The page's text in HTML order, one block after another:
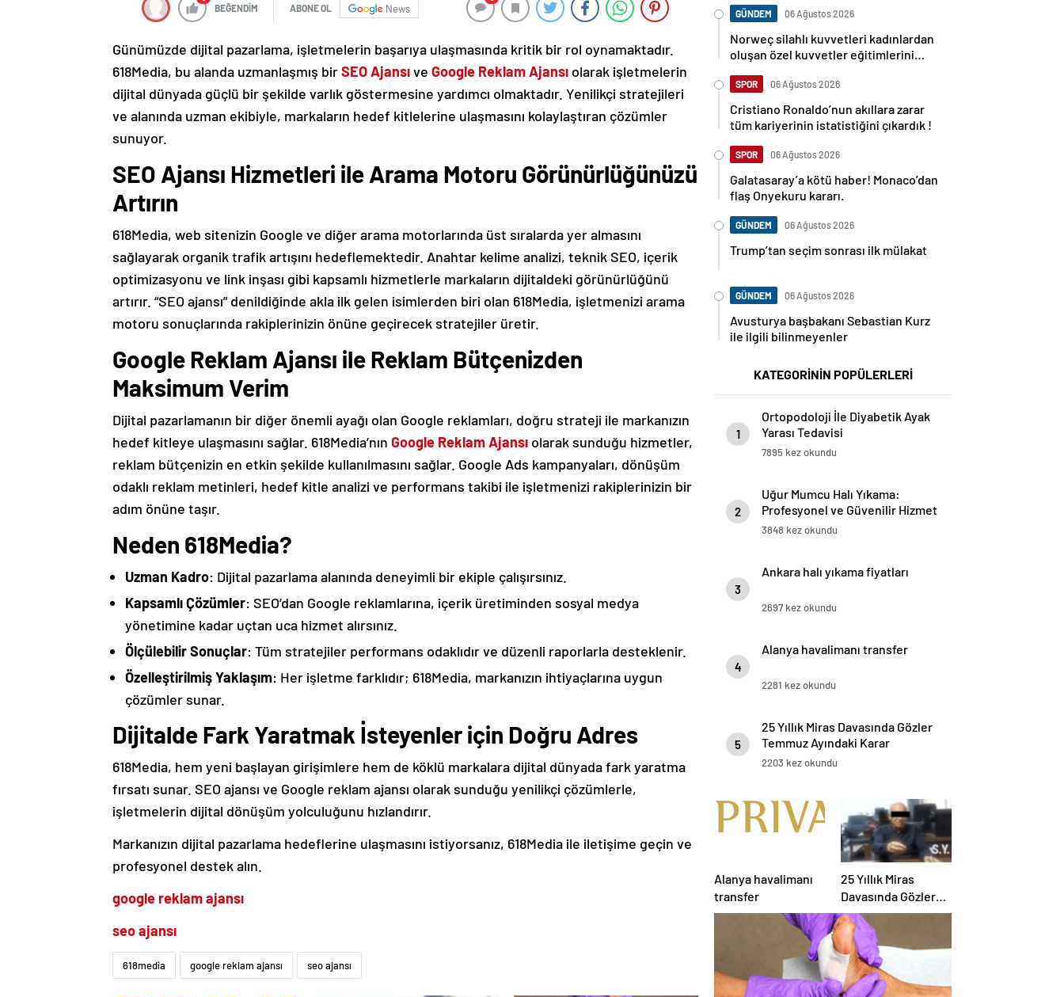
BEĞENDİM ABONE OL News
Günümüzde dijital pazarlama, işletmelerin başarıya ulaşmasında kritik bir rol oynamaktadır.
618Media, bu alanda uzmanlaşmış birSEO Ajansıve Google Reklam Ajansı olarak işletmelerin
dijital dünyada güçlü bir şekilde varlık göstermesine yardımcı olmaktadır. Yenilikçi stratejileri
ve alanında uzman ekibiyle, markaların hedef kitlelerine ulaşmasını kolaylaştıran çözümler
sunuyor.
SEO Ajansı Hizmetleri ile Arama Motoru Görünürlüğünüzü
Artırın
618Media, web sitenizin Google ve diğer arama motorlarında üst sıralarda yer almasını
sağlayarak organik trafik artışını hedeflemektedir. Anahtar kelime analizi, teknik SEO, içerik
optimizasyonu ve link inşası gibi kapsamlı hizmetlerle markaların dijitaldeki görünürlüğünü
artırır. “SEO ajansı” denildiğinde akla ilk gelen isimlerden biri olan 618Media, işletmenizi arama
motoru sonuçlarında rakiplerinizin önüne geçirecek stratejiler üretir.
Google Reklam Ajansı ile Reklam Bütçenizden
Maksimum Verim
Dijital pazarlamanın bir diğer önemli ayağı olan Google reklamları, doğru strateji ile markanızın
hedef kitleye ulaşmasını sağlar. 618Media’nın Google Reklam Ajansı olarak sunduğu hizmetler,
reklam bütçenizin en etkin şekilde kullanılmasını sağlar. Google Ads kampanyaları, dönüşüm
odaklı reklam metinleri, hedef kitle analizi ve performans takibi ile işletmenizi rakiplerinizin bir
adım önüne taşır.
Neden 618Media?
Uzman Kadro: Dijital pazarlama alanında deneyimli bir ekiple çalışırsınız.
Kapsamlı Çözümler: SEO’dan Google reklamlarına, içerik üretiminden sosyal medya
yönetimine kadar uçtan uca hizmet alırsınız.
Ölçülebilir Sonuçlar: Tüm stratejiler performans odaklıdır ve düzenli raporlarla desteklenir.
Özelleştirilmiş Yaklaşım: Her işletme farklıdır; 618Media, markanızın ihtiyaçlarına uygun
çözümler sunar.
Dijitalde Fark Yaratmak İsteyenler için Doğru Adres
618Media, hem yeni başlayan girişimlere hem de köklü markalara dijital dünyada fark yaratma
fırsatı sunar. SEO ajansı ve Google reklam ajansı olarak sunduğu yenilikçi çözümlerle,
işletmelerin dijital dönüşüm yolculuğunu hızlandırır.
Markanızın dijital pazarlama hedeflerine ulaşmasını istiyorsanız, 618Media ile iletişime geçin ve
profesyonel destek alın.
google reklam ajansı
seo ajansı
618media google reklam ajansı seo ajansı
GÜNDEM 06 Ağustos 2026
Norweç silahlı kuvvetleri kadınlardan
oluşan özel kuvvetler eğitimlerini
SPOR 06 Ağustos 2026
Cristiano Ronaldo’nun akıllara zarar
tüm kariyerinin istatistiğini çıkardık !
SPOR 06 Ağustos 2026
Galatasaray’a kötü haber! Monaco’dan
flaş Onyekuru kararı.
GÜNDEM 06 Ağustos 2026
Trump’tan seçim sonrası ilk mülakat
GÜNDEM 06 Ağustos 2026
Avusturya başbakanı Sebastian Kurz
ile ilgili bilinmeyenler
KATEGORİNİN POPÜLERLERİ
1
Ortopodoloji İle Diyabetik Ayak
Yarası Tedavisi
7895 kez okundu
2
Uğur Mumcu Halı Yıkama:
Profesyonel ve Güvenilir Hizmet
3848 kez okundu
3
Ankara halı yıkama fiyatları
2697 kez okundu
4
Alanya havalimanı transfer
2281 kez okundu
5
25 Yıllık Miras Davasında Gözler
Temmuz Ayındaki Karar
Duruşmasına Çevrildi
2203 kez okundu
Alanya havalimanı
transfer
25 Yıllık Miras
Davasında Gözler
Temmuz Ayındaki
Karar Duruşmasına
Çevrildi